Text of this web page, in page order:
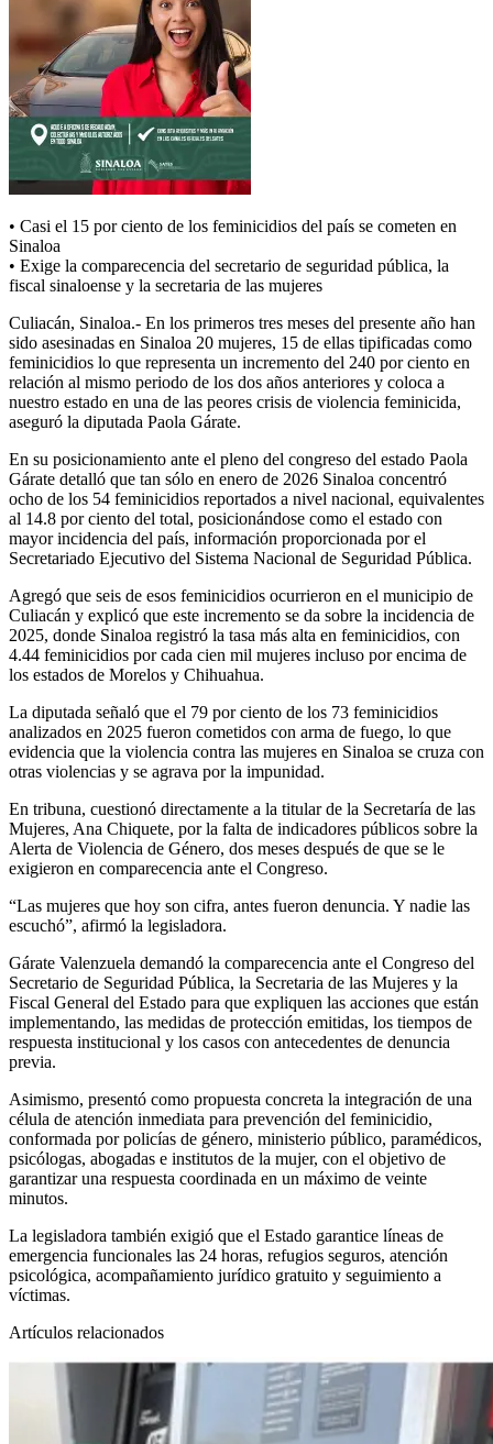
• Casi el 15 por ciento de los feminicidios del país se cometen en
Sinaloa
• Exige la comparecencia del secretario de seguridad pública, la
fiscal sinaloense y la secretaria de las mujeres
Culiacán, Sinaloa.- En los primeros tres meses del presente año han
sido asesinadas en Sinaloa 20 mujeres, 15 de ellas tipificadas como
feminicidios lo que representa un incremento del 240 por ciento en
relación al mismo periodo de los dos años anteriores y coloca a
nuestro estado en una de las peores crisis de violencia feminicida,
aseguró la diputada Paola Gárate.
En su posicionamiento ante el pleno del congreso del estado Paola
Gárate detalló que tan sólo en enero de 2026 Sinaloa concentró
ocho de los 54 feminicidios reportados a nivel nacional, equivalentes
al 14.8 por ciento del total, posicionándose como el estado con
mayor incidencia del país, información proporcionada por el
Secretariado Ejecutivo del Sistema Nacional de Seguridad Pública.
Agregó que seis de esos feminicidios ocurrieron en el municipio de
Culiacán y explicó que este incremento se da sobre la incidencia de
2025, donde Sinaloa registró la tasa más alta en feminicidios, con
4.44 feminicidios por cada cien mil mujeres incluso por encima de
los estados de Morelos y Chihuahua.
La diputada señaló que el 79 por ciento de los 73 feminicidios
analizados en 2025 fueron cometidos con arma de fuego, lo que
evidencia que la violencia contra las mujeres en Sinaloa se cruza con
otras violencias y se agrava por la impunidad.
En tribuna, cuestionó directamente a la titular de la Secretaría de las
Mujeres, Ana Chiquete, por la falta de indicadores públicos sobre la
Alerta de Violencia de Género, dos meses después de que se le
exigieron en comparecencia ante el Congreso.
“Las mujeres que hoy son cifra, antes fueron denuncia. Y nadie las
escuchó”, afirmó la legisladora.
Gárate Valenzuela demandó la comparecencia ante el Congreso del
Secretario de Seguridad Pública, la Secretaria de las Mujeres y la
Fiscal General del Estado para que expliquen las acciones que están
implementando, las medidas de protección emitidas, los tiempos de
respuesta institucional y los casos con antecedentes de denuncia
previa.
Asimismo, presentó como propuesta concreta la integración de una
célula de atención inmediata para prevención del feminicidio,
conformada por policías de género, ministerio público, paramédicos,
psicólogas, abogadas e institutos de la mujer, con el objetivo de
garantizar una respuesta coordinada en un máximo de veinte
minutos.
La legisladora también exigió que el Estado garantice líneas de
emergencia funcionales las 24 horas, refugios seguros, atención
psicológica, acompañamiento jurídico gratuito y seguimiento a
víctimas.
Artículos relacionados